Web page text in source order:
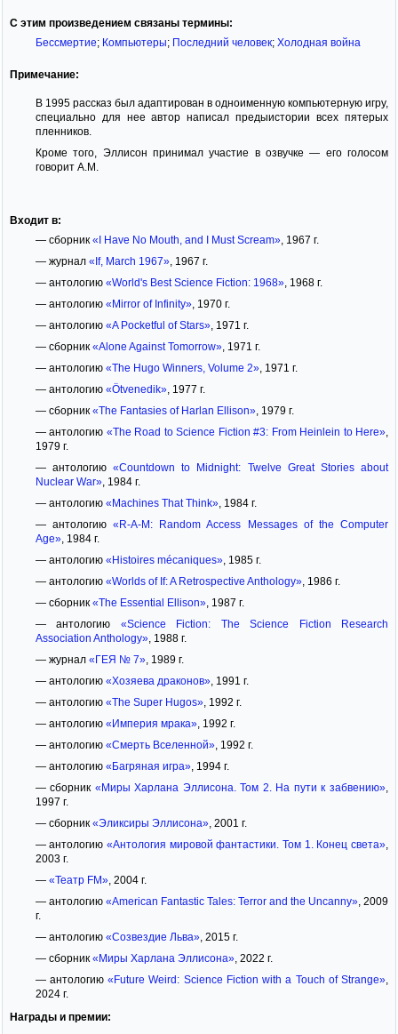
С этим произведением связаны термины:
Бессмертие; Компьютеры; Последний человек; Холодная война
Примечание:
В 1995 рассказ был адаптирован в одноименную компьютерную игру,
специально для нее автор написал предыистории всех пятерых
пленников.
Кроме того, Эллисон принимал участие в озвучке — его голосом
говорит A.M.
Входит в:
— сборник «I Have No Mouth, and I Must Scream», 1967 г.
— журнал «If, March 1967», 1967 г.
— антологию «World's Best Science Fiction: 1968», 1968 г.
— антологию «Mirror of Infinity», 1970 г.
— антологию «A Pocketful of Stars», 1971 г.
— сборник «Alone Against Tomorrow», 1971 г.
— антологию «The Hugo Winners, Volume 2», 1971 г.
— антологию «Ötvenedik», 1977 г.
— сборник «The Fantasies of Harlan Ellison», 1979 г.
— антологию «The Road to Science Fiction #3: From Heinlein to Here»
1979 г.
— антологию«Countdown to Midnight: Twelve Great Stories about
Nuclear War», 1984 г.
— антологию «Machines That Think», 1984 г.
— антологию«R-A-M: Random Access Messages of the Computer
Age», 1984 г.
— антологию «Histoires mécaniques», 1985 г.
— антологию «Worlds of If: A Retrospective Anthology», 1986 г.
— сборник «The Essential Ellison», 1987 г.
— антологию «Science Fiction: The Science Fiction Research
Association Anthology», 1988 г.
— журнал «ГЕЯ № 7», 1989 г.
— антологию «Хозяева драконов», 1991 г.
— антологию «The Super Hugos», 1992 г.
— антологию «Империя мрака», 1992 г.
— антологию «Смерть Вселенной», 1992 г.
— антологию «Багряная игра», 1994 г.
— сборник «Миры Харлана Эллисона. Том 2. На пути к забвению»
1997 г.
— сборник «Эликсиры Эллисона», 2001 г.
— антологию«Антология мировой фантастики. Том 1. Конец света»
2003 г.
— «Театр FM», 2004 г.
— антологию «American Fantastic Tales: Terror and the Uncanny», 2009
г.
— антологию «Созвездие Льва», 2015 г.
— сборник «Миры Харлана Эллисона», 2022 г.
— антологию«Future Weird: Science Fiction with a Touch of Strange»
2024 г.
Награды и премии: